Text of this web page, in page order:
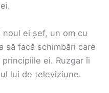
noul ei șef, un om cu
să facă schimbări care
ei. Ruzgar îi
lui de televiziune.